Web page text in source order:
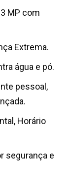
MP com
Extrema.
água e pó.
pessoal,
Horário
segurança e